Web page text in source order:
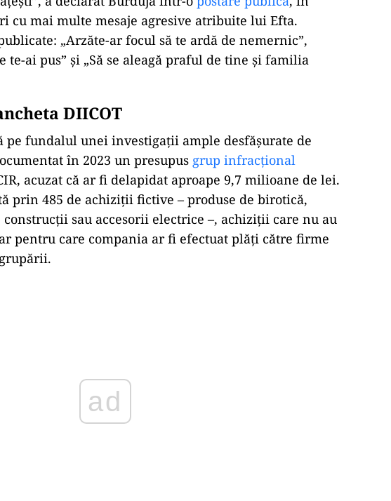
cu mai multe mesaje agresive atribuite lui Efta.
„Arzăte-ar focul să te ardă de nemernic”,
te-ai pus” și „Să se aleagă praful de tine și familia
DIICOT
pe fundalul unei investigații ample desfășurate de
în 2023 un presupus grup infracțional
acuzat că ar fi delapidat aproape 9,7 milioane de lei.
prin 485 de achiziții fictive – produse de birotică,
sau accesorii electrice –, achiziții care nu au
pentru care compania ar fi efectuat plăți către firme